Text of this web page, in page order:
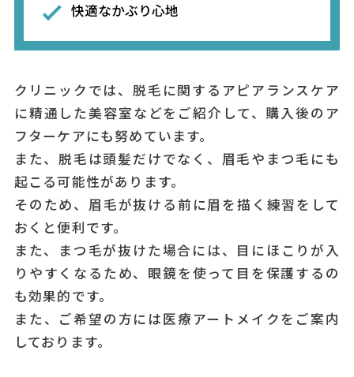
快適なかぶり心地
クリニックでは、脱毛に関するアピアランスケア
に精通した美容室などをご紹介して、購入後のア
フターケアにも努めています。
また、脱毛は頭髪だけでなく、眉毛やまつ毛にも
起こる可能性があります。
そのため、眉毛が抜ける前に眉を描く練習をして
おくと便利です。
また、まつ毛が抜けた場合には、目にほこりが入
りやすくなるため、眼鏡を使って目を保護するの
も効果的です。
また、ご希望の方には医療アートメイクをご案内
しております。